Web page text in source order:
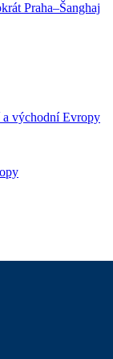
Praha–Šanghaj
a východní Evropy